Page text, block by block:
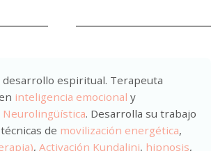
desarrollo espiritual. Terapeuta
inteligencia emocional y
. Desarrolla su trabajo
de movilización energética,
, Activación Kundalini, hipnosis,